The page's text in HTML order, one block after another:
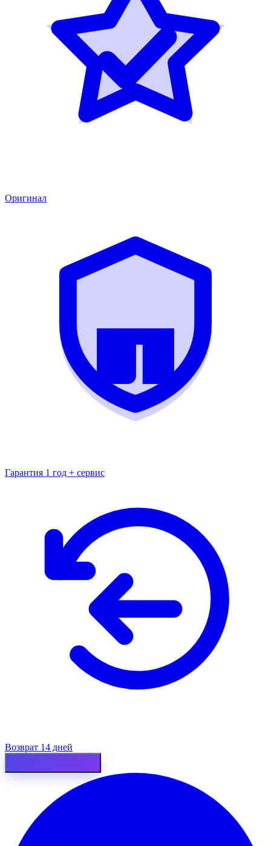
Оригинал
Гарантия 1 год + сервис
Возврат 14 дней